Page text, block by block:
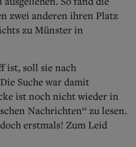
zwei anderen ihren Platz
zu Münster in
ist, soll sie nach
Suche war damit
ist noch nicht wieder in
Nachrichten“ zu lesen.
erstmals! Zum Leid